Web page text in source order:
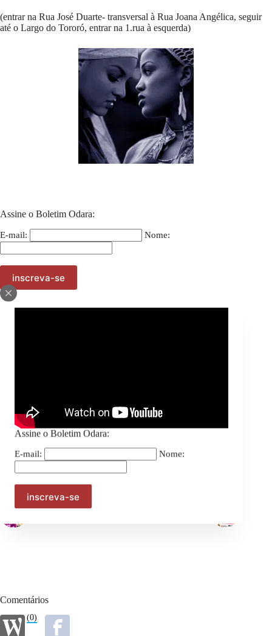
Assine o Boletim Odara:
E-mail: Nome:
(entrar na Rua José Duarte- transversal à Rua Joana Angélica, seguir
até o Largo do Tororó, entrar na 1.rua à esquerda)
Assine o Boletim Odara:
E-mail: Nome:
Comentários
(0)